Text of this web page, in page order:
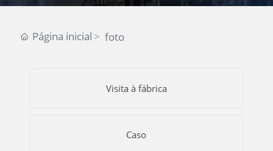
Página inicial foto
Visita à fábrica
Caso